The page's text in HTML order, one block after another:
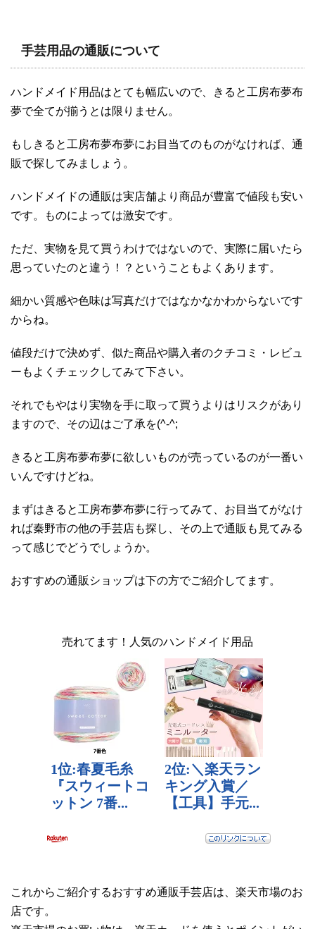
手芸用品の通販について
ハンドメイド用品はとても幅広いので、きると工房布夢布
夢で全てが揃うとは限りません。
もしきると工房布夢布夢にお目当てのものがなければ、通
販で探してみましょう。
ハンドメイドの通販は実店舗より商品が豊富で値段も安い
です。ものによっては激安です。
ただ、実物を見て買うわけではないので、実際に届いたら
思っていたのと違う！？ということもよくあります。
細かい質感や色味は写真だけではなかなかわからないです
からね。
値段だけで決めず、似た商品や購入者のクチコミ・レビュ
ーもよくチェックしてみて下さい。
それでもやはり実物を手に取って買うよりはリスクがあり
ますので、その辺はご了承を(^-^;
きると工房布夢布夢に欲しいものが売っているのが一番い
いんですけどね。
まずはきると工房布夢布夢に行ってみて、お目当てがなけ
れば秦野市の他の手芸店も探し、その上で通販も見てみる
って感じでどうでしょうか。
おすすめの通販ショップは下の方でご紹介してます。
売れてます！人気のハンドメイド用品
これからご紹介するおすすめ通販手芸店は、楽天市場のお
店です。